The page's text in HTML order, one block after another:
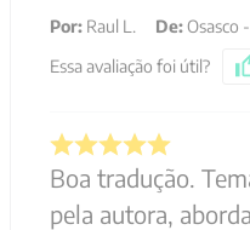
Por: Raul L. De:Osasco
Essa avaliação foi útil?
Boa tradução.
pela autora,